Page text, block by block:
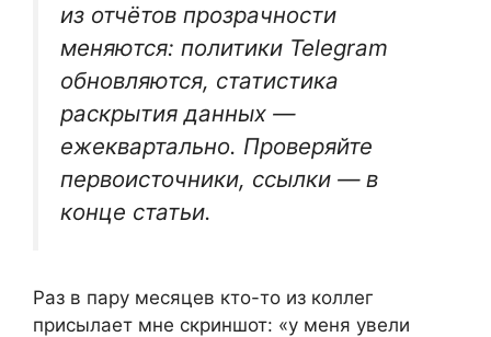
из отчётов прозрачности
меняются: политики Telegram
обновляются, статистика
раскрытия данных —
ежеквартально. Проверяйте
первоисточники, ссылки — в
конце статьи.
Раз в пару месяцев кто-то из коллег
присылает мне скриншот: «у меня увели